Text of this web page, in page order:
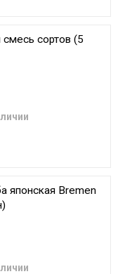
сортов (5
японская Bremen